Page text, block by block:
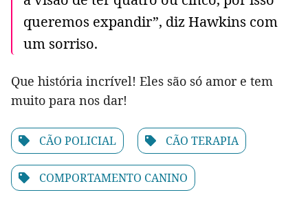
queremos expandir”, diz Hawkins com
um sorriso.
Que história incrível! Eles são só amor e tem
muito para nos dar!
CÃO POLICIAL CÃO TERAPIA
COMPORTAMENTO CANINO